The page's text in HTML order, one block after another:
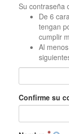
Su contraseña
De 6
tengan
cumplir
Al
Confirme su